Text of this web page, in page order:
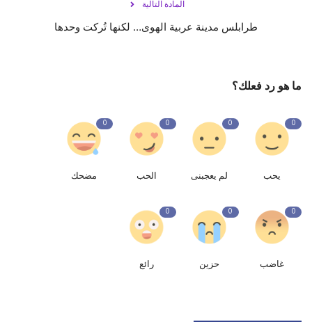
المادة التالية
طرابلس مدينة عربية الهوى… لكنها تُركت وحدها
ما هو رد فعلك؟
0
يحب
0
لم يعجبنى
0
الحب
0
مضحك
0
غاضب
0
حزين
0
رائع